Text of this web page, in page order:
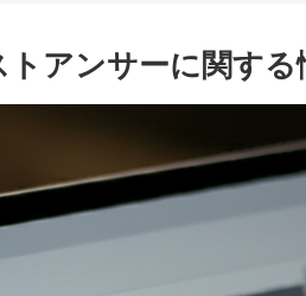
トアンサーに関す